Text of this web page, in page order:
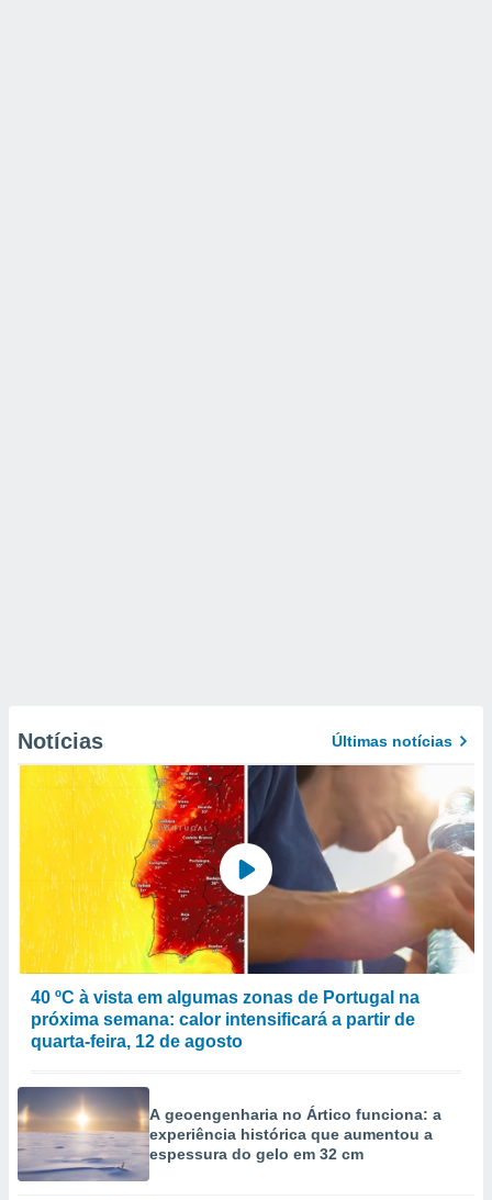
Notícias Últimas notícias
40 ºC à vista em algumas zonas de Portugal na
próxima semana: calor intensificará a partir de
quarta-feira, 12 de agosto
A geoengenharia no Ártico funciona: a
experiência histórica que aumentou a
espessura do gelo em 32 cm